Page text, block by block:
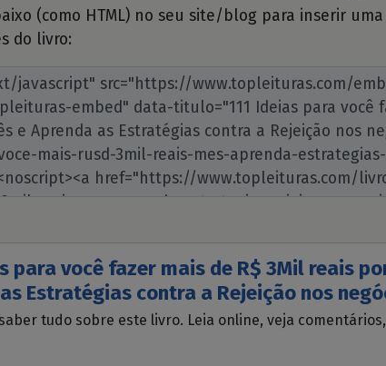
(como HTML) no seu site/blog para inserir
do livro:
para você fazer mais de R$ 3Mil reais
Estratégias contra a Rejeição nos
tudo sobre este livro. Leia online, veja